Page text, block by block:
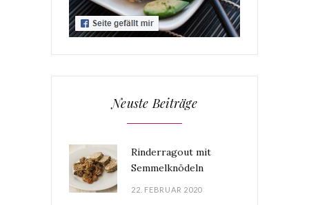
Neuste Beiträge
Rinderragout mit
Semmelknödeln
22. FEBRUAR 2020